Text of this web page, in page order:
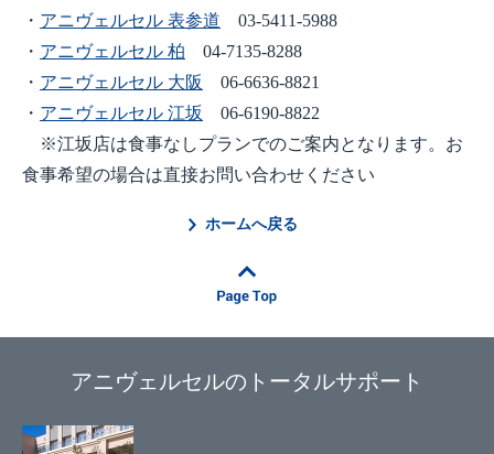
・ アニヴェルセル 表参道 03-5411-5988
・ アニヴェルセル 柏 04-7135-8288
・ アニヴェルセル 大阪
06-6636-8821
・ アニヴェルセル 江坂
06-6190-8822
※江坂店は食事なしプランでのご案内となります。お
食事希望の場合は直接お問い合わせください
ホームへ戻る
アニヴェルセルのトータルサポート